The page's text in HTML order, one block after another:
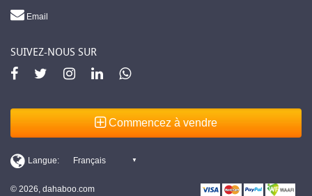
Email
SUIVEZ-NOUS SUR
Commencez à vendre
© 2026, dahaboo.com